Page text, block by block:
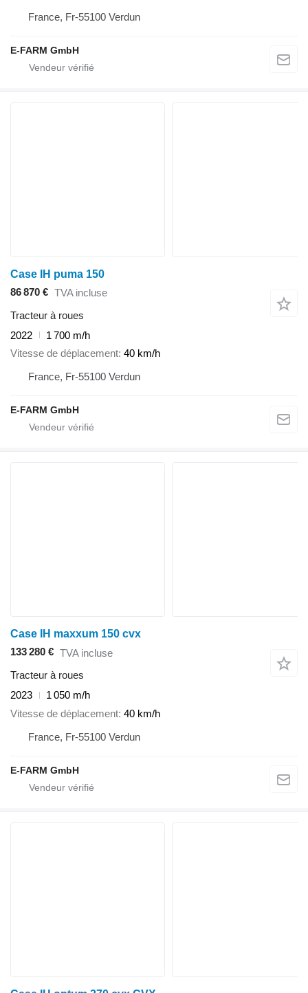
France, Fr-55100 Verdun
E-FARM GmbH
Case IH puma 150
86 870 € TVA incluse
Tracteur à roues
2022
1 700 m/h
Vitesse de déplacement 40 km/h
France, Fr-55100 Verdun
E-FARM GmbH
Case IH maxxum 150 cvx
133 280 € TVA incluse
Tracteur à roues
2023
1 050 m/h
Vitesse de déplacement 40 km/h
France, Fr-55100 Verdun
E-FARM GmbH